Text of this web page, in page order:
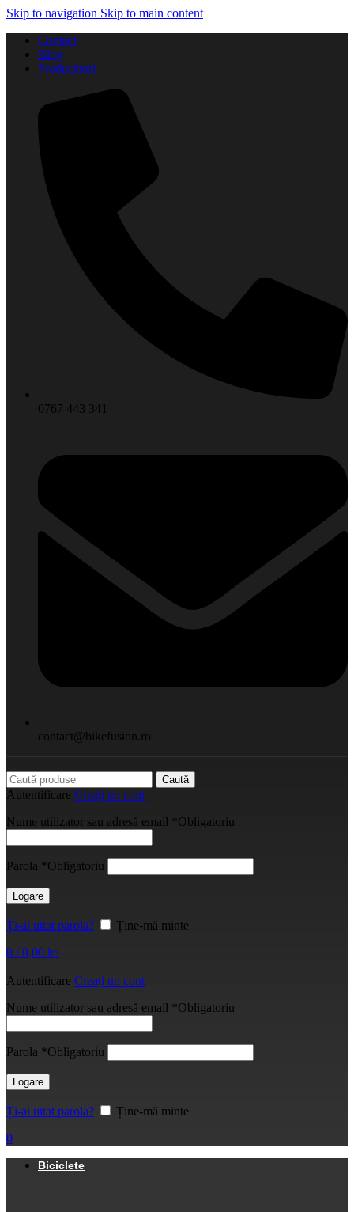
Skip to navigation Skip to main content
Contact
Blog
Producători
0767 443 341
contact@bikefusion.ro
Caută
Autentificare Creați un cont
Nume utilizator sau adresă email *Obligatoriu
Parola *Obligatoriu
Logare
Ți-ai uitat parola?
Ține-mă minte
0 / 0,00 lei
Autentificare Creați un cont
Nume utilizator sau adresă email *Obligatoriu
Parola *Obligatoriu
Logare
Ți-ai uitat parola?
Ține-mă minte
0
Biciclete